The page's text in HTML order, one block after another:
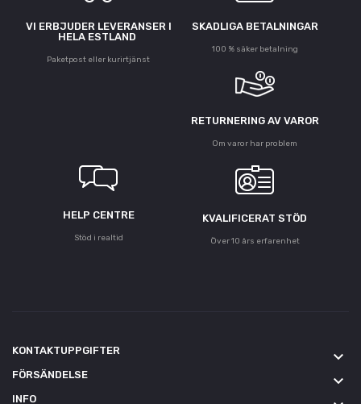
VI ERBJUDER LEVERANSER I
HELA ESTLAND
Paketpost eller kurirtjänst
SKADLIGA BETALNINGAR
100 % säker betalning
RETURNERING AV VAROR
Om varor har problem
HELP CENTRE
Stöd i realtid
KVALIFICERAT STÖD
Över 10 års erfarenhet
KONTAKTUPPGIFTER keyboard_arrow_down
FÖRSÄNDELSE keyboard_arrow_down
INFO